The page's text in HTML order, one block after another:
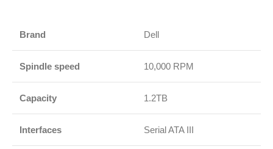
Brand Dell
Spindle speed 10,000 RPM
Capacity 1.2TB
Interfaces Serial ATA III